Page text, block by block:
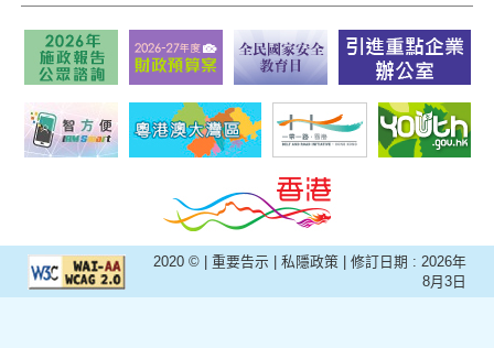
2020 © | 重要告示 | 私隱政策 | 修訂日期 : 2026年
8月3日